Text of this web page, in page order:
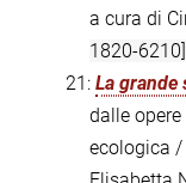
a cura di
1820-6210]
21: La grande
dalle
ecologica /